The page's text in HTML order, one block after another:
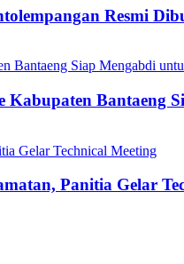
Resmi
Kabupaten Bantaeng
Panitia Gelar